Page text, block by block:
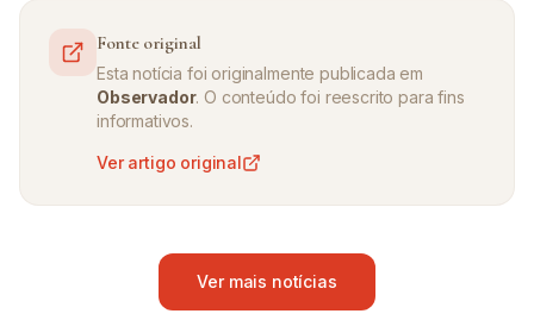
Fonte original
Esta notícia foi originalmente publicada em
Observador. O conteúdo foi reescrito para fins
informativos.
Ver artigo original
Ver mais notícias